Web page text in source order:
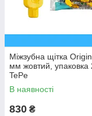
Міжзубна щітка
мм жовтий, упаковка
TePe
В наявності
830 ₴